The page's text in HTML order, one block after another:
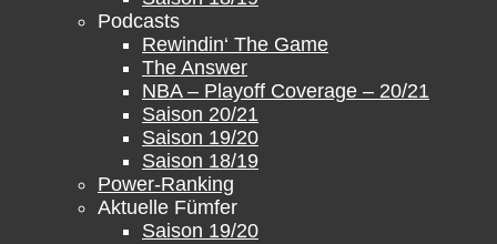
Podcasts
Rewindin‘ The Game
The Answer
NBA – Playoff Coverage – 20/21
Saison 20/21
Saison 19/20
Saison 18/19
Power-Ranking
Aktuelle Fümfer
Saison 19/20